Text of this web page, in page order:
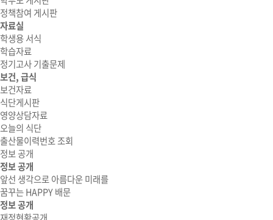
정책참여 게시판
자료실
학생용 서식
학습자료
정기고사 기출문제
보건, 급식
보건자료
식단게시판
영양상담자료
오늘의 식단
출산물이력번호 조회
정보 공개
정보 공개
앞선 생각으로 아름다운 미래를
꿈꾸는 HAPPY 배문
정보 공개
재정현황공개